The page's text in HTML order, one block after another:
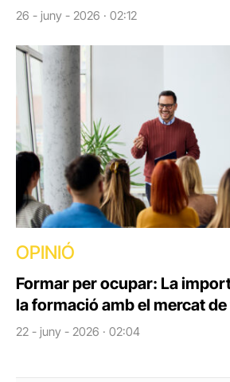
26 - juny - 2026 · 02:12
OPINIÓ
Formar per ocupar: La
la formació amb el mercat
22 - juny - 2026 · 02:04